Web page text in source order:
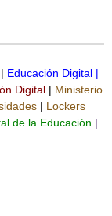
| Educación Digital |
Digital | Ministerio
| Lockers
de la Educación |